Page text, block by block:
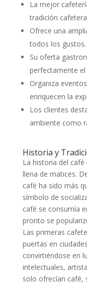
La mejor
tradición
Ofrece una
todos los gustos.
Su oferta
perfectamente el
Organiza
enriquecen la
Los clientes
ambiente como
Historia y
La historia del café
llena de matices.
café ha sido más
símbolo de
café se consumía
pronto se
Las primeras
puertas en
convirtiéndose en
intelectuales,
solo ofrecían café,